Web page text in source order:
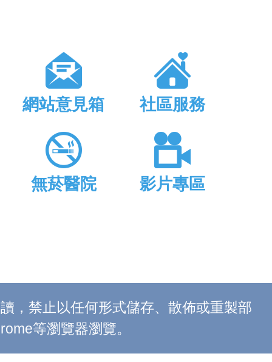
網站意見箱 社區服務
無菸醫院 影片專區
，禁止以任何形式儲存、散佈或重製部
等瀏覽器瀏覽。